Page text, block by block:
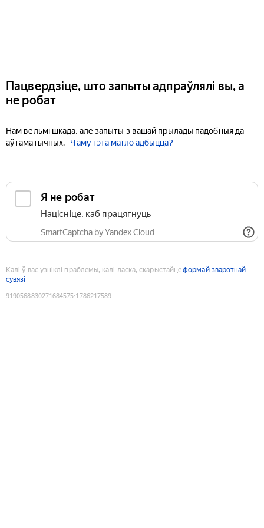
Пацвердзіце, што запыты адпраўлялі вы, а
не робат
Нам вельмі шкада, але запыты з вашай прылады падобныя да
аўтаматычных.
Чаму гэта магло адбыцца?
Я не робат
Націсніце, каб працягнуць
SmartCaptcha by Yandex Cloud
Калі ў вас узніклі праблемы, калі ласка, скарыстайцеформай зваротнай
сувязі
9190568830271684575:1786217589